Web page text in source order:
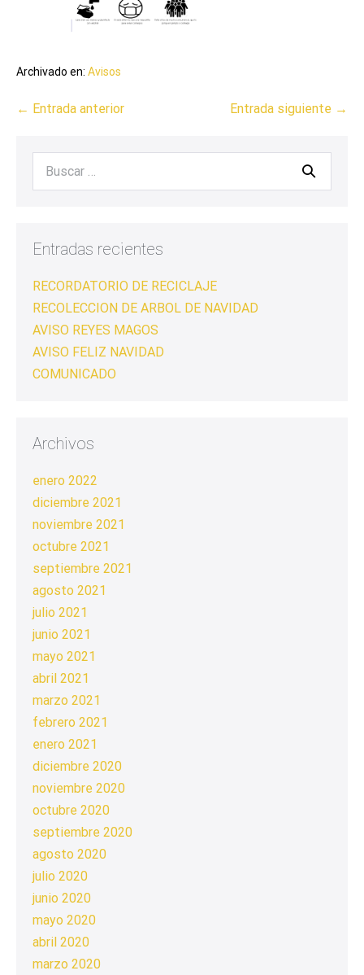
Archivado en: Avisos
← Entrada anterior Entrada siguiente →
Entradas recientes
RECORDATORIO DE RECICLAJE
RECOLECCION DE ARBOL DE NAVIDAD
AVISO REYES MAGOS
AVISO FELIZ NAVIDAD
COMUNICADO
Archivos
enero 2022
diciembre 2021
noviembre 2021
octubre 2021
septiembre 2021
agosto 2021
julio 2021
junio 2021
mayo 2021
abril 2021
marzo 2021
febrero 2021
enero 2021
diciembre 2020
noviembre 2020
octubre 2020
septiembre 2020
agosto 2020
julio 2020
junio 2020
mayo 2020
abril 2020
marzo 2020